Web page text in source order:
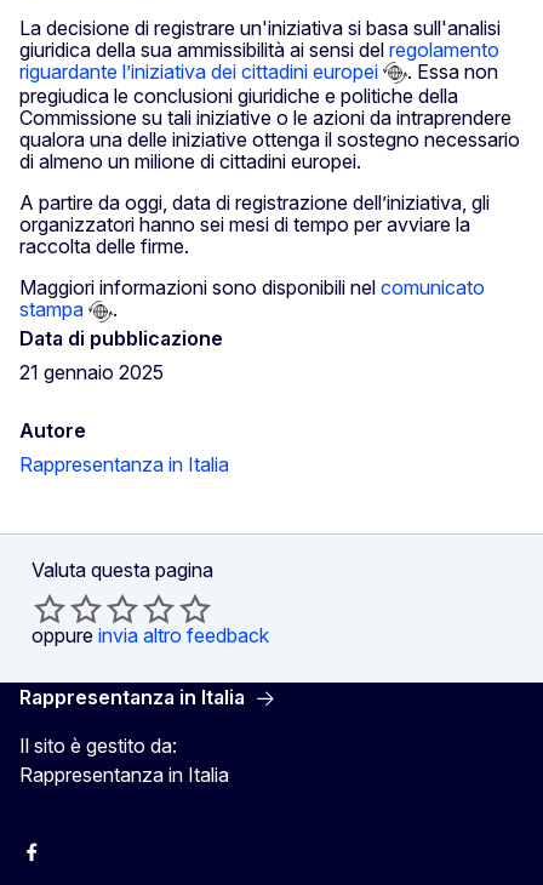
La decisione di registrare un'iniziativa si basa sull'analisi
giuridica della sua ammissibilità ai sensi del regolamento
riguardante l’iniziativa dei cittadini europei
. Essa non
pregiudica le conclusioni giuridiche e politiche della
Commissione su tali iniziative o le azioni da intraprendere
qualora una delle iniziative ottenga il sostegno necessario
di almeno un milione di cittadini europei.
A partire da oggi, data di registrazione dell’iniziativa, gli
organizzatori hanno sei mesi di tempo per avviare la
raccolta delle firme.
Maggiori informazioni sono disponibili nel comunicato
stampa
.
Data di pubblicazione
21 gennaio 2025
Autore
Rappresentanza in Italia
Valuta questa pagina
oppure invia altro feedback
Rappresentanza in Italia
Il sito è gestito da:
Rappresentanza in Italia
Facebook Europa in Italia